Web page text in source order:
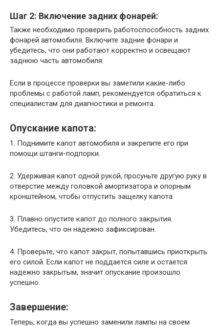
Шаг 2: Включение задних фонарей:
Также необходимо проверить работоспособность задних
фонарей автомобиля. Включите задние фонари и
убедитесь, что они работают корректно и освещают
заднюю часть автомобиля.
Если в процессе проверки вы заметили какие-либо
проблемы с работой ламп, рекомендуется обратиться к
специалистам для диагностики и ремонта.
Опускание капота:
1. Поднимите капот автомобиля и закрепите его при
помощи штанги-подпорки.
2. Удерживая капот одной рукой, просуньте другую руку в
отверстие между головкой амортизатора и опорным
кронштейном, чтобы отпустить защелку капота.
3. Плавно опустите капот до полного закрытия.
Убедитесь, что он надежно зафиксирован.
4. Проверьте, что капот закрыт, попытавшись приоткрыть
его силой. Если капот не поддается силе и остается
надежно закрытым, значит опускание произошло
успешно.
Завершение:
Теперь, когда вы успешно заменили лампы на своем